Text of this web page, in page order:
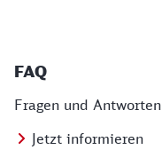
FAQ
Fragen und Antworten
Jetzt informieren